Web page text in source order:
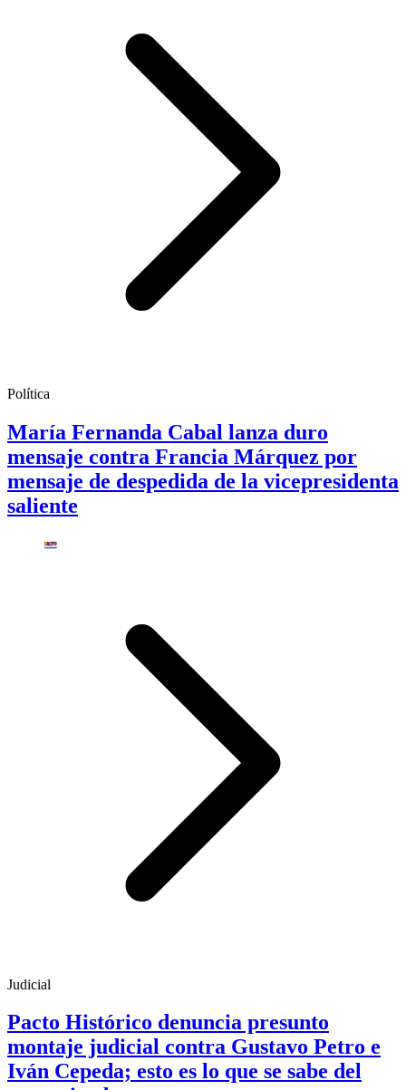
Política
María Fernanda Cabal lanza duro
mensaje contra Francia Márquez por
mensaje de despedida de la vicepresidenta
saliente
Judicial
Pacto Histórico denuncia presunto
montaje judicial contra Gustavo Petro e
Iván Cepeda; esto es lo que se sabe del